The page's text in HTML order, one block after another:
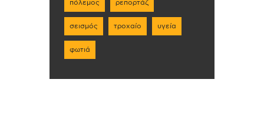
πόλεμος ρεπορτάζ
σεισμός τροχαίο υγεία
φωτιά